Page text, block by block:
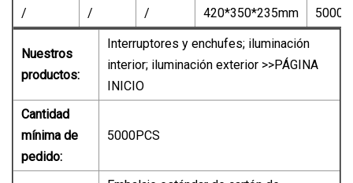
/ / / 420*350*235mm
Nuestros
productos:
Interruptores y enchufes; iluminación
interior; iluminación exterior >>PÁGINA
INICIO
Cantidad
mínima de
pedido:
5000PCS